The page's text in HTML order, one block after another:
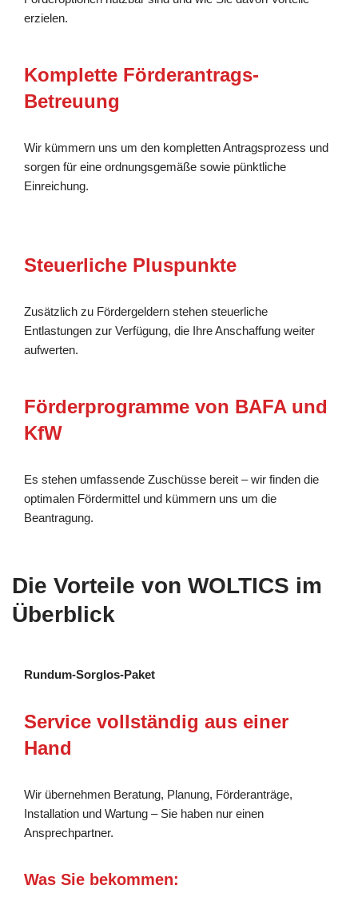
erzielen.
Komplette Förderantrags-
Betreuung
Wir kümmern uns um den kompletten Antragsprozess und
sorgen für eine ordnungsgemäße sowie pünktliche
Einreichung.
Steuerliche Pluspunkte
Zusätzlich zu Fördergeldern stehen steuerliche
Entlastungen zur Verfügung, die Ihre Anschaffung weiter
aufwerten.
Förderprogramme von BAFA und
KfW
Es stehen umfassende Zuschüsse bereit – wir finden die
optimalen Fördermittel und kümmern uns um die
Beantragung.
Die Vorteile von WOLTICS im
Überblick
Rundum-Sorglos-Paket
Service vollständig aus einer
Hand
Wir übernehmen Beratung, Planung, Förderanträge,
Installation und Wartung – Sie haben nur einen
Ansprechpartner.
Was Sie bekommen: